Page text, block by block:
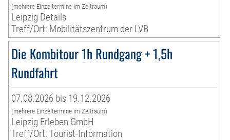
(mehrere Einzeltermine im Zeitraum)
Leipzig Details
Treff/Ort: Mobilitätszentrum der LVB
Die Kombitour 1h Rundgang + 1,5h
Rundfahrt
07.08.2026 bis 19.12.2026
(mehrere Einzeltermine im Zeitraum)
Leipzig Erleben GmbH
Treff/Ort: Tourist-Information